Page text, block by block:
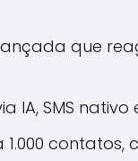
que
IA, SMS
1.000